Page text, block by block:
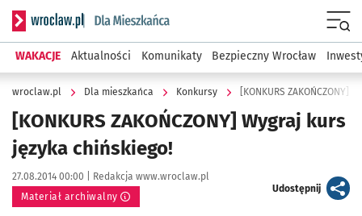
Serwis informacyjny wroclaw.pl podserwis: Dla mieszkańca
WAKACJE Aktualności Komunikaty Bezpieczny Wrocław
wroclaw.pl Dla mieszkańca Konkursy [KONKURS
[KONKURS ZAKOŃCZONY] Wygraj kurs
języka chińskiego!
Data publikacji:
27.08.2014 00:00 | Autor:
Redakcja www.wroclaw.pl
Materiał archiwalny
Udostępnijartykuł